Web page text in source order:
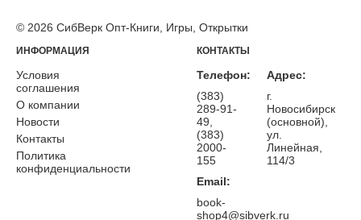
© 2026 СибВерк Опт-Книги, Игры, Открытки
ИНФОРМАЦИЯ
Условия
соглашения
О компании
Новости
Контакты
Политика
конфиденциальности
КОНТАКТЫ
Телефон:
(383)
289-91-
49,
(383)
2000-
155
Email:
book-
shop4@sibverk.ru
Адрес:
г.
Новосибирск
(основной),
ул.
Линейная,
114/3